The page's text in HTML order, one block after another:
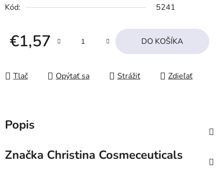
Kód:
5241
€1,57 DO KOŠÍKA
Tlač Opýtať sa Strážiť Zdieľať
Popis
Značka Christina Cosmeceuticals